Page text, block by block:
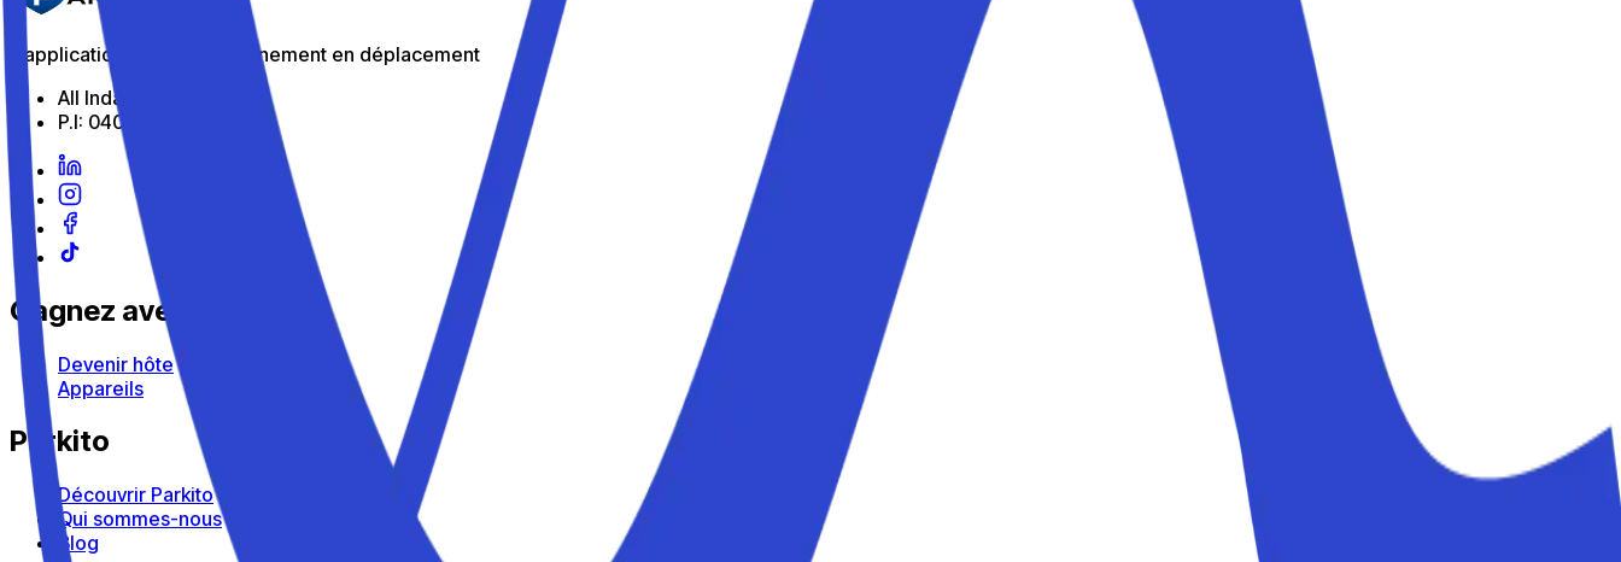
L'application pour le stationnement en déplacement
All Indabox Srl
P.I: 04099131205
Gagnez avec Parkito
Devenir hôte
Appareils
Parkito
Découvrir Parkito
Qui sommes-nous
Blog